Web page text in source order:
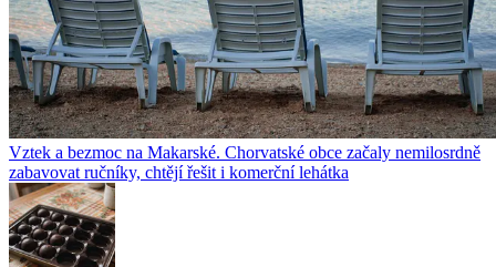
Vztek a bezmoc na Makarské. Chorvatské obce začaly nemilosrdně
zabavovat ručníky, chtějí řešit i komerční lehátka